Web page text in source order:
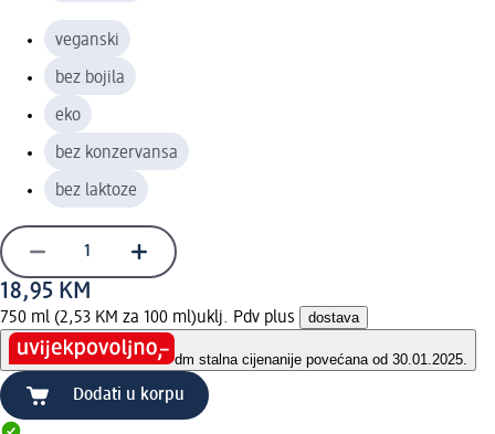
veganski
bez bojila
eko
bez konzervansa
bez laktoze
18,95 KM
750 ml (2,53 KM za 100 ml)uklj. Pdv plus dostava
dm stalna cijenanije povećana od 30.01.2025.
Dodati u korpu